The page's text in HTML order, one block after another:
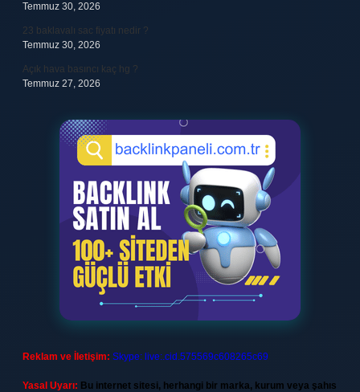
Temmuz 30, 2026
23 baklavalı sac fiyatı nedir ?
Temmuz 30, 2026
Açık hava basıncı kaç hg ?
Temmuz 27, 2026
Reklam ve İletişim: Skype: live:.cid.575569c608265c69
Yasal Uyarı: Bu internet sitesi, herhangi bir marka, kurum veya şahıs